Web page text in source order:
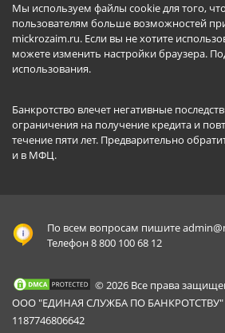
Мы используем файлы cookie для того,
пользователям больше возможностей
mickrozaim.ru. Если вы не хотите
можете изменить настройки браузера.
использования.
Банкротство влечет негативные
ограничения на получение кредита и
течение пяти лет. Предварительно
и в МФЦ.
По всем вопросам пишите
Телефон 8 800 100 68 12
© 2026 Все права
ООО "ЕДИНАЯ СЛУЖБА ПО БАНКРОТСТВУ"
1187746806642